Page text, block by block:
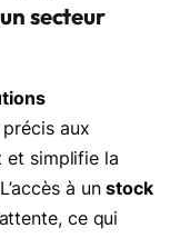
secteur
précis aux
et simplifie la
à unstock
ce qui